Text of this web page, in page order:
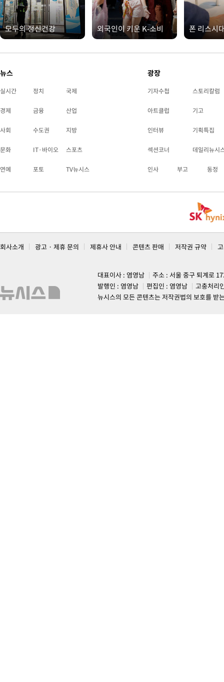
모두의 정신건강 외국인이 키운 K-소비 폰 리스시
뉴스
실시간 정치 국제
경제 금융 산업
사회 수도권 지방
문화 IT·바이오 스포츠
연예 포토 TV뉴시스
광장
기자수첩 스토리칼럼
아트클럽 기고
인터뷰 기획특집
섹션코너 데일리뉴시
인사 부고 동정
회사소개 광고 · 제휴 문의 제휴사 안내 콘텐츠 판매 저작권 규약
대표이사 : 염영남
주소 : 서울 중구 퇴계로
발행인 : 염영남
편집인 : 염영남
고충처리
뉴시스의 모든 콘텐츠는 저작권법의 보호를